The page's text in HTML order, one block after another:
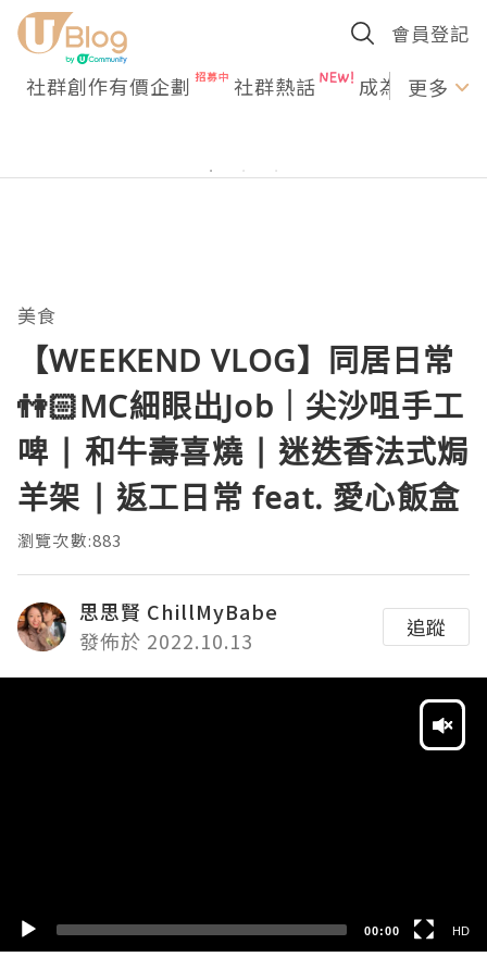
會員登記
社群創作有價企劃 社群熱話 成為U更多
美食
【WEEKEND VLOG】同居日常
👫🏻MC細眼出Job｜尖沙咀手工
啤 | 和牛壽喜燒 | 迷迭香法式焗
羊架 | 返工日常 feat. 愛心飯盒
瀏覽次數:883
思思賢 ChillMyBabe
發佈於 2022.10.13
追蹤
00:00 HD